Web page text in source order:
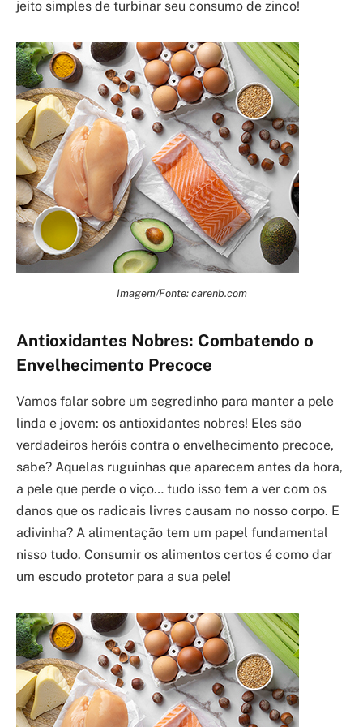
jeito simples de turbinar seu consumo de zinco!
Imagem/Fonte: carenb.com
Antioxidantes Nobres: Combatendo o
Envelhecimento Precoce
Vamos falar sobre um segredinho para manter a pele
linda e jovem: os antioxidantes nobres! Eles são
verdadeiros heróis contra o envelhecimento precoce,
sabe? Aquelas ruguinhas que aparecem antes da hora,
a pele que perde o viço… tudo isso tem a ver com os
danos que os radicais livres causam no nosso corpo. E
adivinha? A alimentação tem um papel fundamental
nisso tudo. Consumir os alimentos certos é como dar
um escudo protetor para a sua pele!